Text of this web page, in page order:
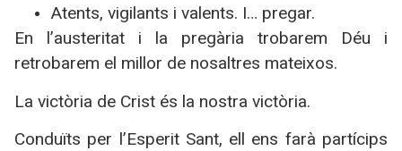
Atents, vigilants i valents. I… pregar.
En l’austeritat i la pregària trobarem Déu i
retrobarem el millor de nosaltres mateixos.
La victòria de Crist és la nostra victòria.
Conduïts per l’Esperit Sant, ell ens farà partícips